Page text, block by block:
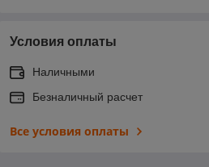
Условия оплаты
Наличными
Безналичный расчет
Все условия оплаты